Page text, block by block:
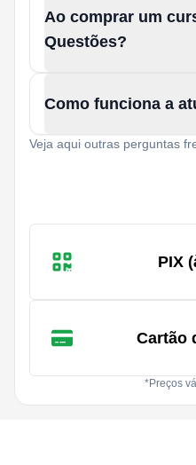
Ao comprar um
Questões?
Como funciona a
Veja aqui outras perguntas
PIX
Cartão
*Preços